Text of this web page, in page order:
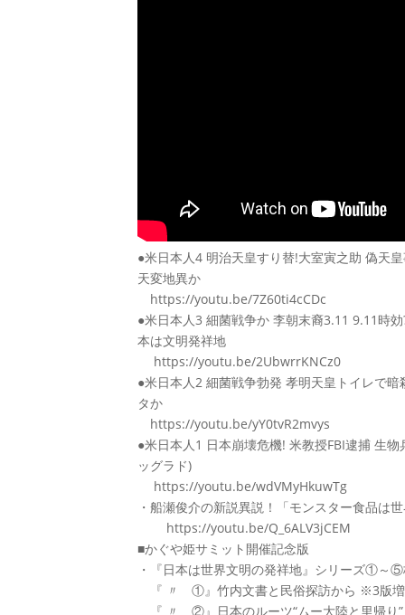
●米日本人4 明治天皇すり替!大室寅之助 偽天
天変地異か
https://youtu.be/7Z60ti4cCDc
●米日本人3 細菌戦争か 李朝末裔3.11 9.11時
本は文明発祥地
https://youtu.be/2UbwrrKNCz0
●米日本人2 細菌戦争勃発 孝明天皇トイレで
タか
https://youtu.be/yY0tvR2mvys
●米日本人1 日本崩壊危機! 米教授FBI逮捕 生
ッグラド)
https://youtu.be/wdVMyHkuwTg
・船瀬俊介の新説異説！「モンスター食品は
https://youtu.be/Q_6ALV3jCEM
■かぐや姫サミット開催記念版
・『日本は世界文明の発祥地』シリーズ①～
『 〃 ①』竹内文書と民俗探訪から ※3版
『 〃 ②』日本のルーツ“ムー大陸と